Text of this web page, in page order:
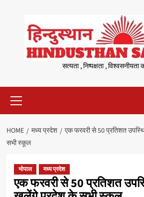
content
सत्यता , निष्पक्षता , विश्वसनीयता
Menu
HOME मध्य प्रदेश
एक फरवरी से 50 प्रतिशत
सभी स्कूल
भोपाल मध्य प्रदेश
एक फरवरी से 50 प्रतिशत